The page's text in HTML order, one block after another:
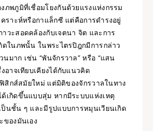
ภพภูมิที่เชื่อมโยงกันด้วยแรงแห่งกรรม
คราะห์หรือกาแล็กซี แต่คือการดำรงอยู่
วะสอดคล้องกับเจตนา จิต และการ
ดในภพนั้น ในพระไตรปิฎกมีการกล่าว
นมาก เช่น “พันจักรวาล” หรือ “แสน
อาจเทียบเคียงได้กับแนวคิด
สิกส์สมัยใหม่ แต่มิติของจักรวาลในทาง
เกิดขึ้นแบบสุ่ม หากมีระบบแห่งเหตุ
นชั้น ๆ และมีรูปแบบการหมุนเวียนเกิด
ของมันเอง